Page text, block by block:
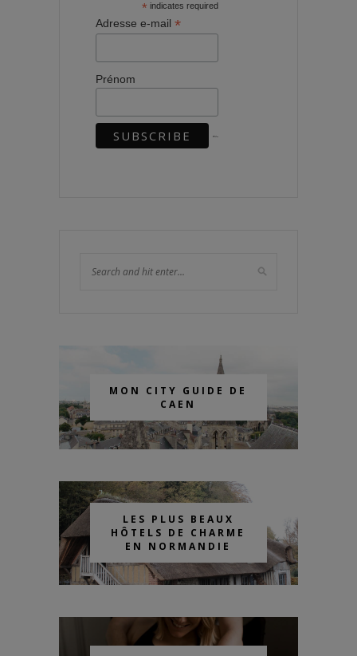
* indicates required
Adresse e-mail *
Prénom
MON CITY GUIDE DE
CAEN
LES PLUS BEAUX
HÔTELS DE CHARME
EN NORMANDIE